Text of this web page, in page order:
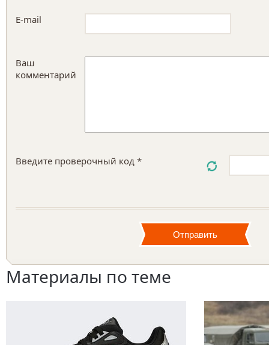
E-mail
Ваш
комментарий
Введите проверочный код *
Материалы по теме